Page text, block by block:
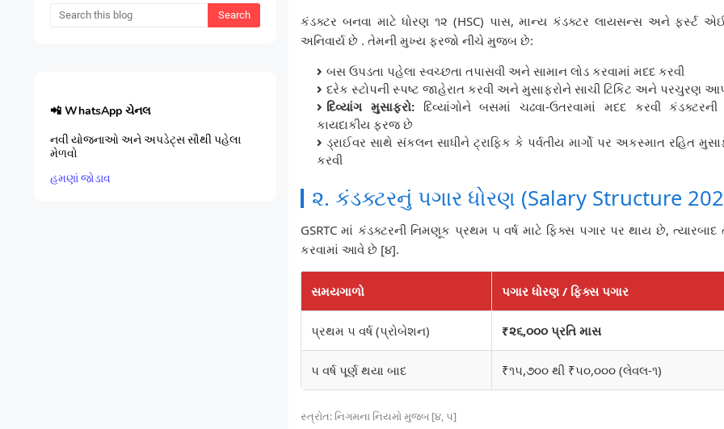
📲 WhatsApp ચેનલ
નવી યોજનાઓ અને અપડેટ્સ સૌથી પહેલા
મેળવો
હમણાં જોડાવ
કંડક્ટર બનવા માટે ધોરણ ૧૨ (HSC) પાસ, માન્ય કંડક્ટર લાયસન્સ અને ફર્સ્ટ
અનિવાર્ય છે . તેમની મુખ્ય ફરજો નીચે મુજબ છે:
બસ ઉપડતા પહેલા સ્વચ્છતા તપાસવી અને સામાન લોડ કરવામાં મદદ કરવી
દરેક સ્ટોપની સ્પષ્ટ જાહેરાત કરવી અને મુસાફરોને સાચી ટિકિટ અને પરચુરણ
દિવ્યાંગ મુસાફરો:દિવ્યાંગોને બસમાં ચઢવા-ઉતરવામાં મદદ કરવી
કાયદાકીય ફરજ છે
ડ્રાઈવર સાથે સંકલન સાધીને ટ્રાફિક કે પર્વતીય માર્ગો પર અકસ્માત રહિત
કરવી
૨. કંડક્ટરનું પગાર ધોરણ (Salary Structure
GSRTC માં કંડક્ટરની નિમણૂક પ્રથમ ૫ વર્ષ માટે ફિક્સ પગાર પર થાય છે,
કરવામાં આવે છે [૪].
સમયગાળો પગાર ધોરણ / ફિક્સ પગાર
પ્રથમ ૫ વર્ષ (પ્રોબેશન) ₹૨૬,૦૦૦ પ્રતિ માસ
૫ વર્ષ પૂર્ણ થયા બાદ ₹૧૫,૭૦૦ થી ₹૫૦,૦૦૦ (લેવલ-૧)
સ્ત્રોત: નિગમના નિયમો મુજબ [૪, ૫]